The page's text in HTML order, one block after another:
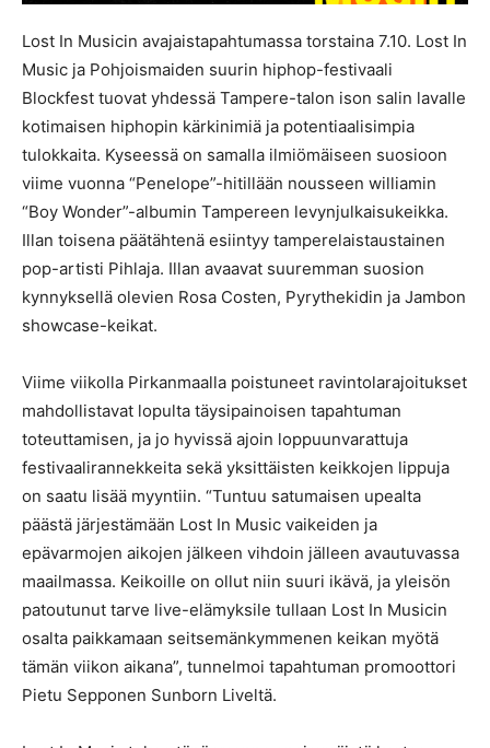
Lost In Musicin avajaistapahtumassa torstaina 7.10. Lost In
Music ja Pohjoismaiden suurin hiphop-festivaali
Blockfest tuovat yhdessä Tampere-talon ison salin lavalle
kotimaisen hiphopin kärkinimiä ja potentiaalisimpia
tulokkaita. Kyseessä on samalla ilmiömäiseen suosioon
viime vuonna “Penelope”-hitillään nousseen williamin
“Boy Wonder”-albumin Tampereen levynjulkaisukeikka.
Illan toisena päätähtenä esiintyy tamperelaistaustainen
pop-artisti Pihlaja. Illan avaavat suuremman suosion
kynnyksellä olevien Rosa Costen, Pyrythekidin ja Jambon
showcase-keikat.
Viime viikolla Pirkanmaalla poistuneet ravintolarajoitukset
mahdollistavat lopulta täysipainoisen tapahtuman
toteuttamisen, ja jo hyvissä ajoin loppuunvarattuja
festivaalirannekkeita sekä yksittäisten keikkojen lippuja
on saatu lisää myyntiin. “Tuntuu satumaisen upealta
päästä järjestämään Lost In Music vaikeiden ja
epävarmojen aikojen jälkeen vihdoin jälleen avautuvassa
maailmassa. Keikoille on ollut niin suuri ikävä, ja yleisön
patoutunut tarve live-elämyksile tullaan Lost In Musicin
osalta paikkamaan seitsemänkymmenen keikan myötä
tämän viikon aikana”, tunnelmoi tapahtuman promoottori
Pietu Sepponen Sunborn Liveltä.